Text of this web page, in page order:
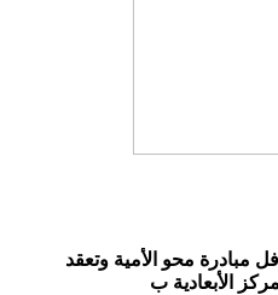
مبادرة محو الأمية وتعقد